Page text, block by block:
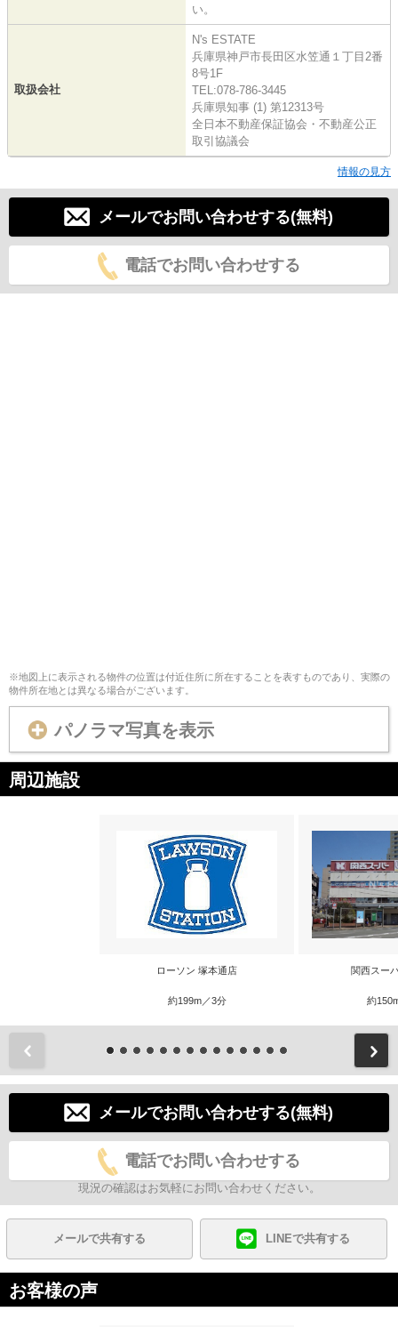
い。
取扱会社
N's ESTATE
兵庫県神戸市長田区水笠通１丁目2番
8号1F
TEL:078-786-3445
兵庫県知事 (1) 第12313号
全日本不動産保証協会・不動産公正
取引協議会
情報の見方
メールでお問い合わせする(無料)
電話でお問い合わせする
※地図上に表示される物件の位置は付近住所に所在することを表すものであり、実際の
物件所在地とは異なる場合がございます。
パノラマ写真を表示
周辺施設
ローソン 塚本通店
約199m／3分
関西スー
約
メールでお問い合わせする(無料)
電話でお問い合わせする
現況の確認はお気軽にお問い合わせください。
メールで共有する LINEで共有する
お客様の声